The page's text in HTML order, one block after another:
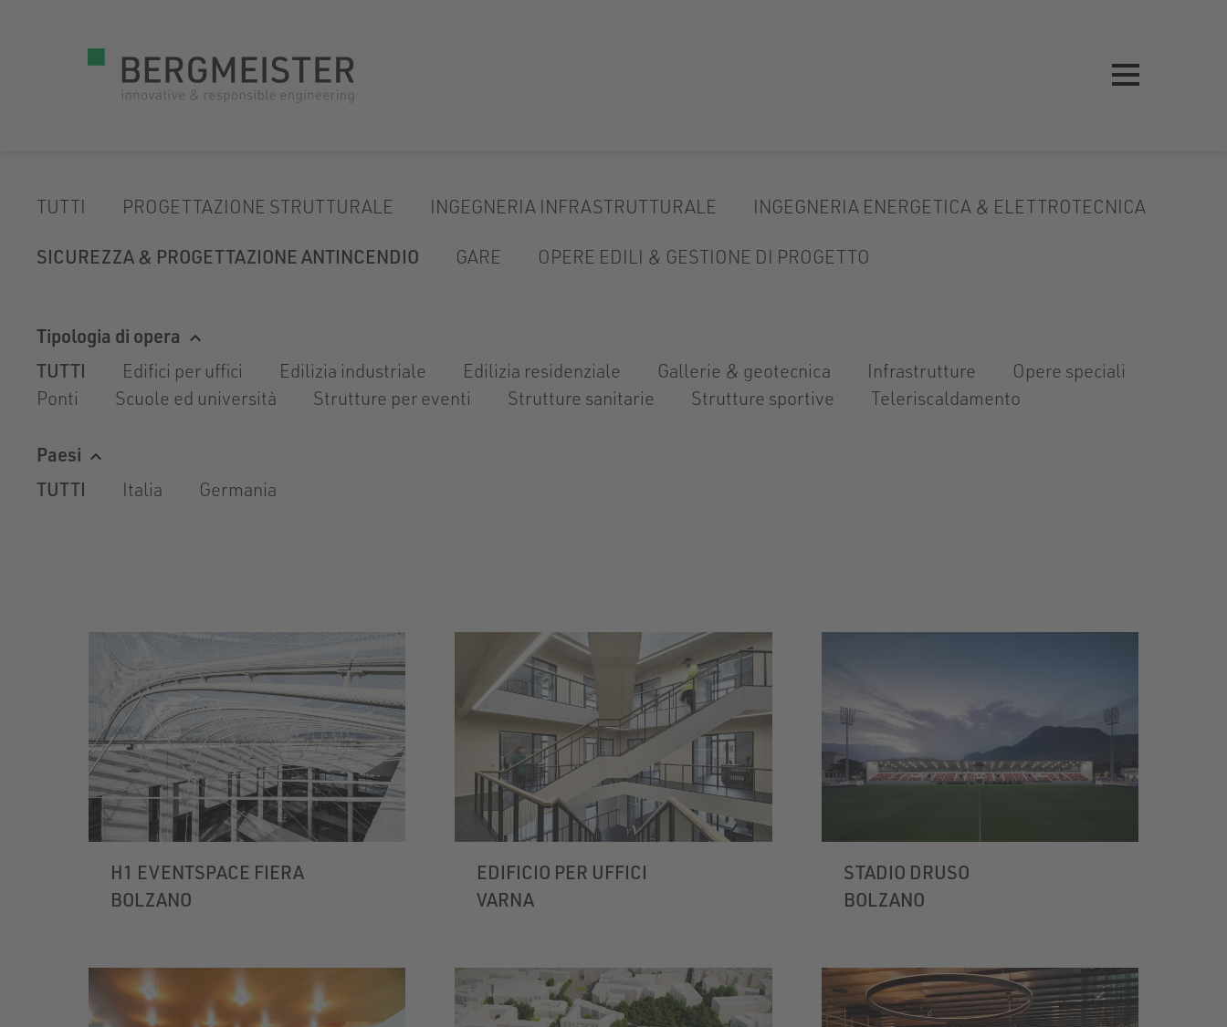
TUTTI PROGETTAZIONE STRUTTURALE INGEGNERIA INFRASTRUTTURALE INGEGNERIA ENERGETICA & ELETTROTECNICA
SICUREZZA & PROGETTAZIONE ANTINCENDIO GARE OPERE EDILI & GESTIONE DI PROGETTO
Tipologia di opera
TUTTI
Edifici per uffici Edilizia industriale Edilizia residenziale Gallerie & geotecnica Infrastrutture
Opere speciali
Ponti
Scuole ed università Strutture per eventi Strutture sanitarie Strutture sportive Teleriscaldamento
Paesi
TUTTI
Italia Germania
H1 EVENTSPACE FIERA
BOLZANO
EDIFICIO PER UFFICI
VARNA
STADIO DRUSO
BOLZANO